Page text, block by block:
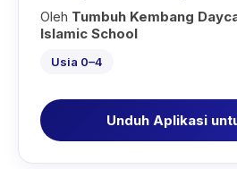
Oleh Tumbuh Kembang
Islamic School
Usia 0–4
Unduh Aplikasi